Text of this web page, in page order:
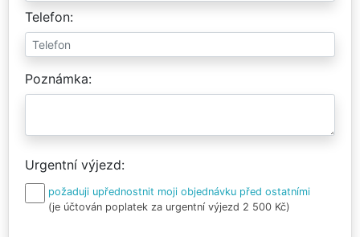
Telefon
Poznámka
Urgentní výjezd
požaduji upřednostnit moji objednávku před ostatními
(je účtován poplatek za urgentní výjezd 2 500 Kč)